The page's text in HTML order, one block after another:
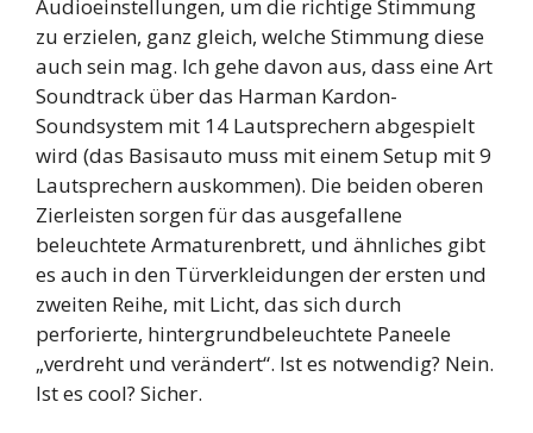
Audioeinstellungen, um die richtige Stimmung
zu erzielen, ganz gleich, welche Stimmung diese
auch sein mag. Ich gehe davon aus, dass eine Art
Soundtrack über das Harman Kardon-
Soundsystem mit 14 Lautsprechern abgespielt
wird (das Basisauto muss mit einem Setup mit 9
Lautsprechern auskommen). Die beiden oberen
Zierleisten sorgen für das ausgefallene
beleuchtete Armaturenbrett, und ähnliches gibt
es auch in den Türverkleidungen der ersten und
zweiten Reihe, mit Licht, das sich durch
perforierte, hintergrundbeleuchtete Paneele
„verdreht und verändert“. Ist es notwendig? Nein.
Ist es cool? Sicher.